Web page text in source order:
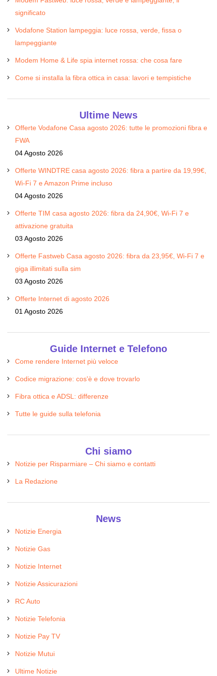
significato
Vodafone Station lampeggia: luce rossa, verde, fissa o
lampeggiante
Modem Home & Life spia internet rossa: che cosa fare
Come si installa la fibra ottica in casa: lavori e tempistiche
Ultime News
Offerte Vodafone Casa agosto 2026: tutte le promozioni fibra e
FWA
04 Agosto 2026
Offerte WINDTRE casa agosto 2026: fibra a partire da 19,99€,
Wi-Fi 7 e Amazon Prime incluso
04 Agosto 2026
Offerte TIM casa agosto 2026: fibra da 24,90€, Wi-Fi 7 e
attivazione gratuita
03 Agosto 2026
Offerte Fastweb Casa agosto 2026: fibra da 23,95€, Wi-Fi 7 e
giga illimitati sulla sim
03 Agosto 2026
Offerte Internet di agosto 2026
01 Agosto 2026
Guide Internet e Telefono
Come rendere Internet più veloce
Codice migrazione: cos'è e dove trovarlo
Fibra ottica e ADSL: differenze
Tutte le guide sulla telefonia
Chi siamo
Notizie per Risparmiare – Chi siamo e contatti
La Redazione
News
Notizie Energia
Notizie Gas
Notizie Internet
Notizie Assicurazioni
RC Auto
Notizie Telefonia
Notizie Pay TV
Notizie Mutui
Ultime Notizie